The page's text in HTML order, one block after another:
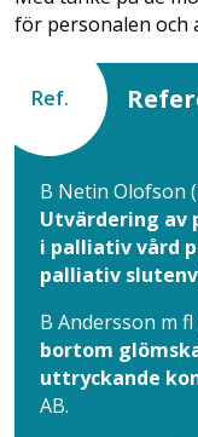
för personalen och
Ref.
B Netin Olofson
Utvärdering av
i palliativ vård
palliativ
B Andersson m fl
bortom
uttryckande
AB.